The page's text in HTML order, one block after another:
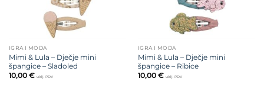
IGRA I MODA
Mimi & Lula – Dječje mini
špangice – Sladoled
10,00 € uklj. PDV
IGRA I MODA
Mimi & Lula – Dječje mini
špangice – Ribice
10,00 € uklj. PDV